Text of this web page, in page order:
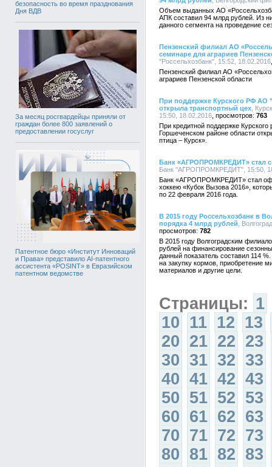
безопасность во время празднования
Дня ВДВ
За месяц росгвардейцы приняли от
граждан более 800 заявлений о
предоставлении госуслуг
Патентное бюро «Институт Инноваций
и Права» представило AI-патентного
ассистента «POSINT» в Евразийском
патентном ведомстве
Объем выданных АО
АПК составил 94 млрд рублей. Из
данного сегмента на проведение
Пензенский филиал АО
семинаре для аграриев
"Россельхозбанк", 15:52, 18.02.2016
Пензенский филиал АО
аграриев Пензенской области
При поддержке Курского РФ АО
открыла транспортный цех ,
15:50, 18.02.2016
763
При кредитной поддержке
Горшеченском районе области
птица – Курск».
Банк «АГРОПРОМКРЕДИТ» стал
Банк "АГРОПРОМКРЕДИТ", 15:50,
Банк «АГРОПРОМКРЕДИТ» стал
хоккею «Кубок Вызова 2016»,
по 22 февраля 2016 года.
В 2015 году Россельхозбанк в
порядка 4 млрд рублей ,
782
В 2015 году Волгоградским
рублей на финансирование
данный показатель составил 114
на закупку кормов, приобретение
материалов и другие цели.
Страницы: 1
10 11 12 13
20 21 22 23
30 31 32 33
40 41 42 43
50 51 52 53
60 61 62 63
70 71 72 73
80 81 82 83